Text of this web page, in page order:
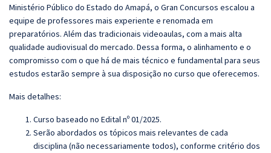
Ministério Público do Estado do Amapá, o Gran Concursos escalou a
equipe de professores mais experiente e renomada em
preparatórios. Além das tradicionais videoaulas, com a mais alta
qualidade audiovisual do mercado. Dessa forma, o alinhamento e o
compromisso com o que há de mais técnico e fundamental para seus
estudos estarão sempre à sua disposição no curso que oferecemos.
Mais detalhes:
Curso baseado no Edital nº 01/2025.
Serão abordados os tópicos mais relevantes de cada
disciplina (não necessariamente todos), conforme critério dos